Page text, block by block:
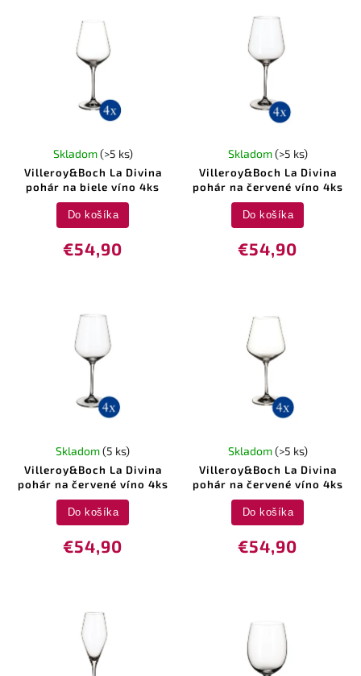
Villeroy&Boch La Divina
pohár na biele víno 4ks
Skladom(>5 ks)
€54,90
Do košíka
Villeroy&Boch La Divina
pohár na červené víno 4ks
Skladom(>5 ks)
€54,90
Do košíka
Villeroy&Boch La Divina
pohár na červené víno 4ks
Skladom(5 ks)
€54,90
Do košíka
Villeroy&Boch La Divina
pohár na červené víno 4ks
Skladom(>5 ks)
€54,90
Do košíka